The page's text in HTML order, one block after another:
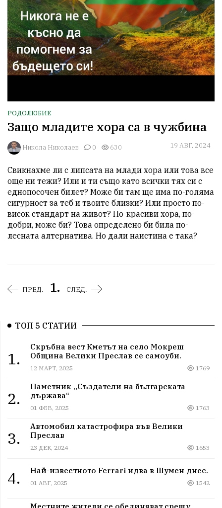
РОДОЛЮБИЕ
Защо младите хора са в чужбина
Никола Николаев 0 630 19 АВГ, 2024
Свикнахме ли с липсата на млади хора или това все
още ни тежи? Или и ти също като всички тях си с
еднопосочен билет? Може би там ще има по-голяма
сигурност за теб и твоите близки? Или просто по-
висок стандарт на живот? По-красиви хора, по-
добри, може би? Това определено би била по-
лесната алтернатива. Но дали наистина е така?
ПРЕД. 1. СЛЕД.
ТОП 5 СТАТИИ
1.
Скръбна вест Кметът на село Мокреш
Община Велики Преслав се самоуби.
12 МАРТ, 2025 1769
2.
Паметник „Създатели на българската
държава“
01 ФЕВ, 2025 1763
3.
Автомобил катастрофира във Велики
Преслав
23 ДЕК, 2024 1653
4. Най-известното Ferrari идва в Шумен днес.
01 АВГ, 2025 1542
Местните жители се обединяват срещу